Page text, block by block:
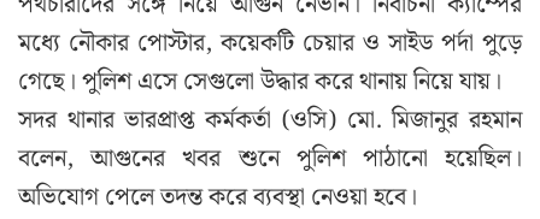
মধ্যে নৌকার পোস্টার, কয়েকটি চেয়ার ও সাইড পর্দা পুড়ে
গেছে। পুলিশ এসে সেগুলো উদ্ধার করে থানায় নিয়ে যায়।
সদর থানার ভারপ্রাপ্ত কর্মকর্তা (ওসি) মো. মিজানুর রহমান
বলেন, আগুনের খবর শুনে পুলিশ পাঠানো হয়েছিল।
অভিযোগ পেলে তদন্ত করে ব্যবস্থা নেওয়া হবে।